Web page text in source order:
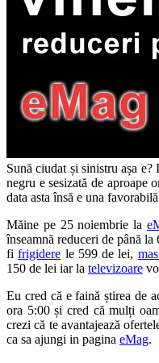
Sună ciudat și sinistru așa
negru e sesizată de aproape
data asta însă e una
Măine pe 25 noiembrie la
înseamnă reduceri de până
fifrigidere le 599 de lei,
150 de lei iar la televizoare
Eu cred că e faină știrea de
ora 5:00 și cred că mulți
crezi că te avantajează
ca sa ajungi in pagina eMag.